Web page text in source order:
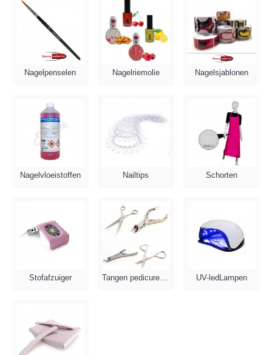
Nagelpenselen Nagelriemolie Nagelsjablonen
Nagelvloeistoffen Nailtips Schorten
Stofafzuiger Tangen pedicure - manicure UV-ledLampen